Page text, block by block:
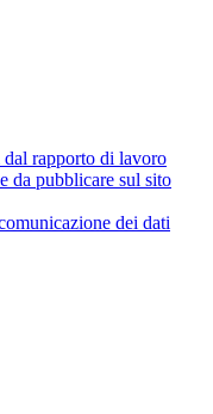
rapporto di lavoro
da pubblicare sul sito
dei dati